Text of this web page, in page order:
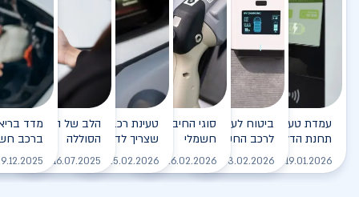
עמדת טעינה - הסוף של
תחנת הדלק?
19.01.2026 לקריאה
ביטוח לעמדת טעינה ביתית
לרכב החשמלי
03.02.2026 לקריאה
סוגי החיבורים לטעינת רכב
חשמלי
26.02.2026 לקריאה
טעינת רכב חשמלי - כל מה
שצריך לדעת
25.02.2026 לקריאה
הלב של הרכב
הסוללה
16.07.2025
ברכב